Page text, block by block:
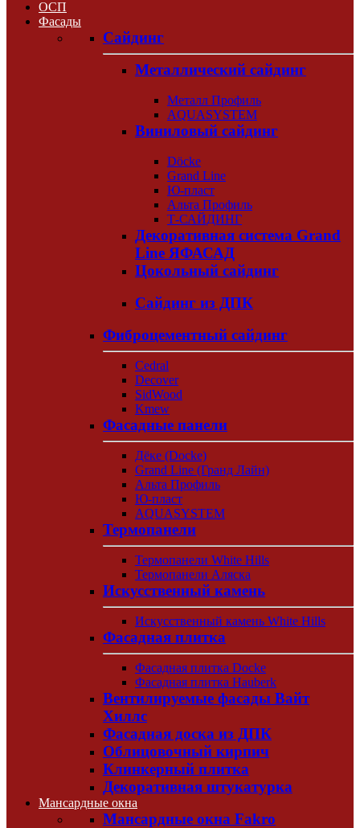
ОСП
Фасады
Сайдинг
Металлический сайдинг
Металл Профиль
AQUASYSTEM
Виниловый сайдинг
Döcke
Grand Line
Ю-пласт
Альта Профиль
Т-САЙДИНГ
Декоративная система Grand
Line ЯФАСАД
Цокольный сайдинг
Сайдинг из ДПК
Фиброцементный сайдинг
Cedral
Decover
SidWood
Kmew
Фасадные панели
Дёке (Docke)
Grand Line (Гранд Лайн)
Альта Профиль
Ю-пласт
AQUASYSTEM
Термопанели
Термопанели White Hills
Термопанели Аляска
Искусственный камень
Искусственный камень White Hills
Фасадная плитка
Фасадная плитка Docke
Фасадная плитка Hauberk
Вентилируемые фасады Вайт
Хиллс
Фасадная доска из ДПК
Облицовочный кирпич
Клинкерный плитка
Декоративная штукатурка
Мансардные окна
Мансардные окна Fakro